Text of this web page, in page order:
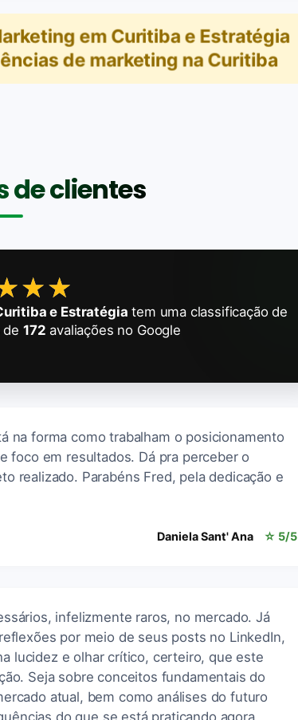
em Curitiba e Estratégia
de marketing na Curitiba
de clientes
e Estratégia tem uma classificação de
de 172 avaliações no Google
na forma como trabalham o posicionamento
foco em resultados. Dá pra perceber o
realizado. Parabéns Fred, pela dedicação e
Daniela Sant' Ana ☆ 5/5
infelizmente raros, no mercado. Já
por meio de seus posts no LinkedIn,
lucidez e olhar crítico, certeiro, que este
Seja sobre conceitos fundamentais do
atual, bem como análises do futuro